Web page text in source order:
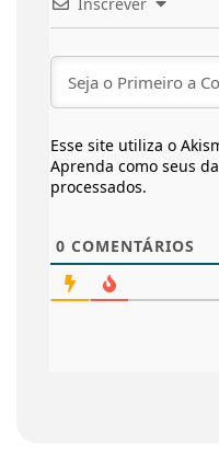
Esse site utiliza o
Aprenda como seus
processados.
0 COMENTÁRIOS